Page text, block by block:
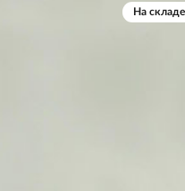
На складе